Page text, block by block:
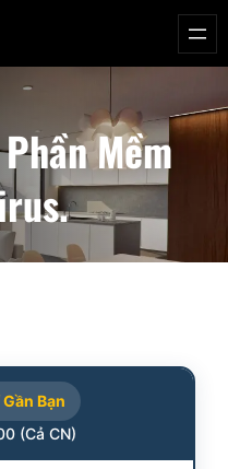
Mềm
Bạn
(Cả CN)